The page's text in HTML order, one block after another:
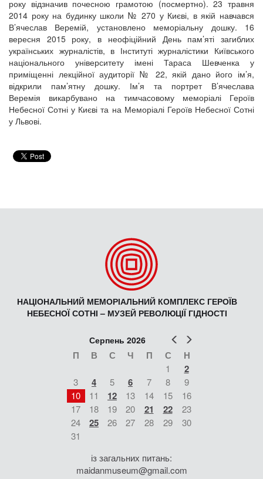
року відзначив почесною грамотою (посмертно). 23 травня
2014 року на будинку школи № 270 у Києві, в якій навчався
В’ячеслав Веремій, установлено меморіальну дошку. 16
вересня 2015 року, в неофіційний День пам’яті загиблих
українських журналістів, в Інституті журналістики Київського
національного університету імені Тараса Шевченка у
приміщенні лекційної аудиторії № 22, якій дано його ім’я,
відкрили пам’ятну дошку. Ім’я та портрет В’ячеслава
Веремія викарбувано на тимчасовому меморіалі Героїв
Небесної Сотні у Києві та на Меморіалі Героїв Небесної Сотні
у Львові.
НАЦІОНАЛЬНИЙ МЕМОРІАЛЬНИЙ КОМПЛЕКС ГЕРОЇВ
НЕБЕСНОЇ СОТНІ – МУЗЕЙ РЕВОЛЮЦІЇ ГІДНОСТІ
Попер
Серпень 2026
П В С Ч П С Н
1 2
3 4 5 6 7 8
9
10
11 12 13 14 15
16
17
18 19 20 21 22
23
24
25 26 27 28 29
30
31
із загальних питань:
maidanmuseum@gmail.com